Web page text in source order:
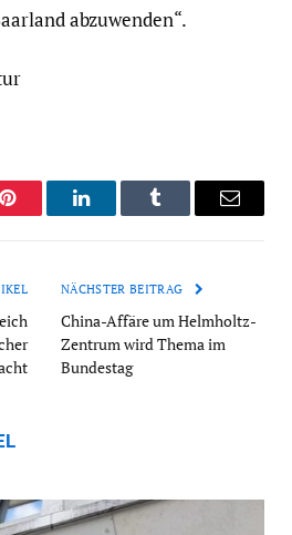
abzuwenden“.
Pinterest LinkedInTumblr Email
NÄCHSTER BEITRAG
China-Affäre um Helmholtz-
Zentrum wird Thema im
Bundestag